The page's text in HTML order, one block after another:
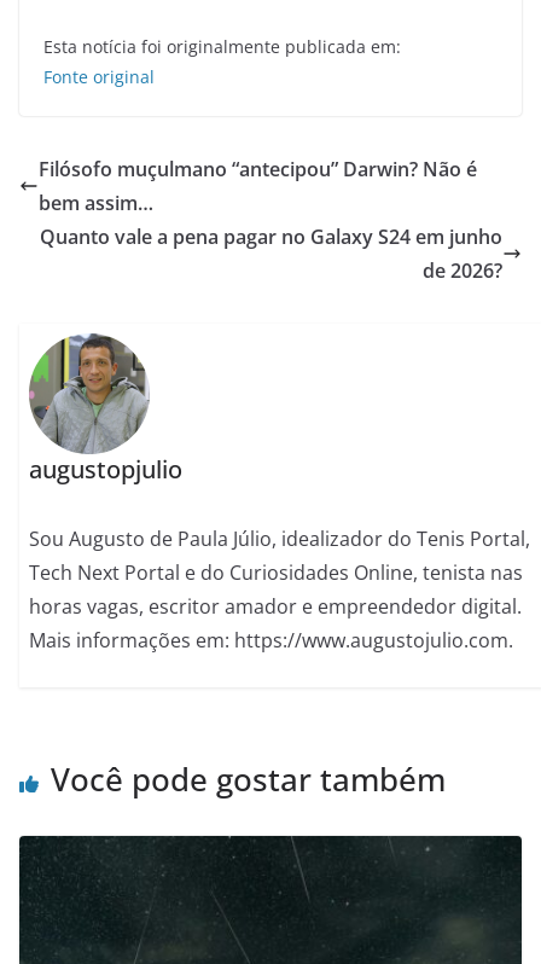
Esta notícia foi originalmente publicada em:
Fonte original
Filósofo muçulmano “antecipou” Darwin? Não é
bem assim…
Quanto vale a pena pagar no Galaxy S24 em junho
de 2026?
augustopjulio
Sou Augusto de Paula Júlio, idealizador do Tenis Portal,
Tech Next Portal e do Curiosidades Online, tenista nas
horas vagas, escritor amador e empreendedor digital.
Mais informações em: https://www.augustojulio.com.
Você pode gostar também